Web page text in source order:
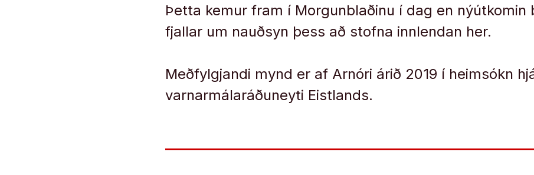
Þetta kemur fram í Morgunblaðinu í dag en nýútkomin
fjallar um nauðsyn þess að stofna innlendan her.
Meðfylgjandi mynd er af Arnóri árið 2019 í heimsókn
varnarmálaráðuneyti Eistlands.